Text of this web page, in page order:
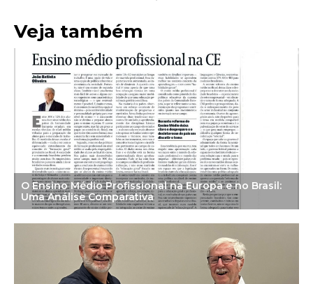
Veja também
O Ensino Médio Profissional na Europa e no Brasil:
Uma Análise Comparativa